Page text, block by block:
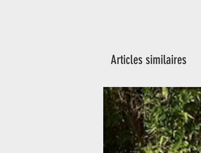
Articles similaires